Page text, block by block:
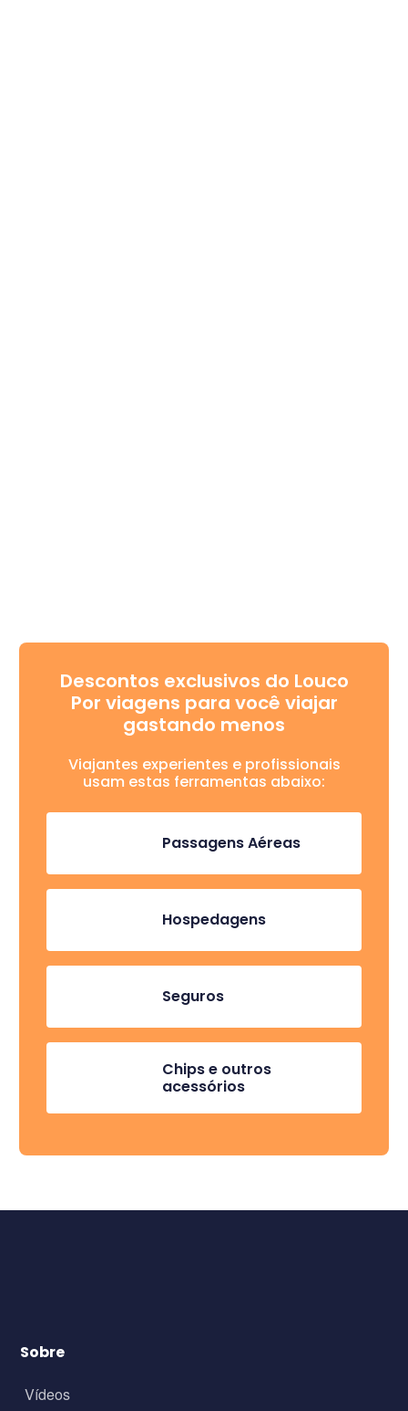
Descontos exclusivos do Louco
Por viagens para você viajar
gastando menos
Viajantes experientes e profissionais
usam estas ferramentas abaixo:
Passagens Aéreas
Hospedagens
Seguros
Chips e outros
acessórios
Sobre
Vídeos